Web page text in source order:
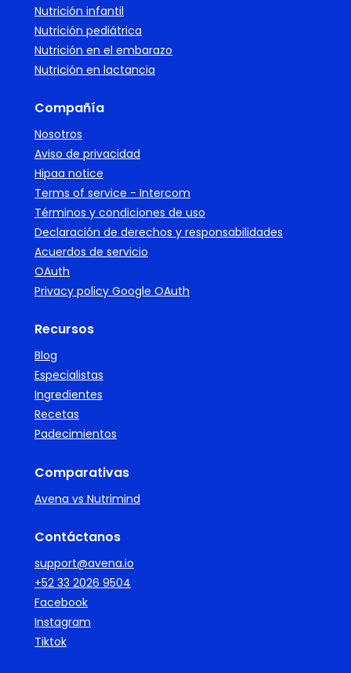
Nutrición infantil
Nutrición pediátrica
Nutrición en el embarazo
Nutrición en lactancia
Compañía
Nosotros
Aviso de privacidad
Hipaa notice
Terms of service - Intercom
Términos y condiciones de uso
Declaración de derechos y responsabilidades
Acuerdos de servicio
OAuth
Privacy policy Google OAuth
Recursos
Blog
Especialistas
Ingredientes
Recetas
Padecimientos
Comparativas
Avena vs Nutrimind
Contáctanos
support@avena.io
+52 33 2026 9504
Facebook
Instagram
Tiktok